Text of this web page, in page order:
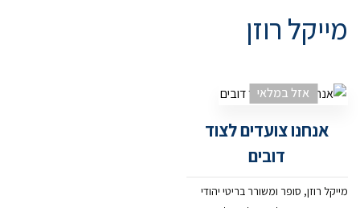
מייקל רוזן
אזל במלאי
אנחנו צועדים לצוד
דובים
מייקל רוזן, סופר ומשורר בריטי יהודי